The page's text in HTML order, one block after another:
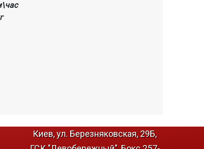
Киев, ул. Березняковская, 29Б,